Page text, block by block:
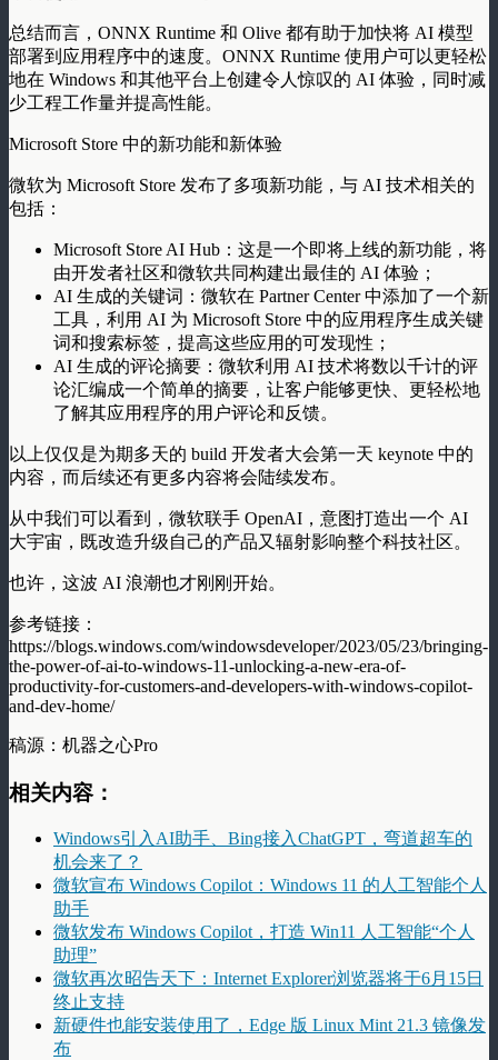
总结而言，ONNX Runtime 和 Olive 都有助于加快将 AI 模型
部署到应用程序中的速度。ONNX Runtime 使用户可以更轻松
地在 Windows 和其他平台上创建令人惊叹的 AI 体验，同时减
少工程工作量并提高性能。
Microsoft Store 中的新功能和新体验
微软为 Microsoft Store 发布了多项新功能，与 AI 技术相关的
包括：
Microsoft Store AI Hub：这是一个即将上线的新功能，将
由开发者社区和微软共同构建出最佳的 AI 体验；
AI 生成的关键词：微软在 Partner Center 中添加了一个新
工具，利用 AI 为 Microsoft Store 中的应用程序生成关键
词和搜索标签，提高这些应用的可发现性；
AI 生成的评论摘要：微软利用 AI 技术将数以千计的评
论汇编成一个简单的摘要，让客户能够更快、更轻松地
了解其应用程序的用户评论和反馈。
以上仅仅是为期多天的 build 开发者大会第一天 keynote 中的
内容，而后续还有更多内容将会陆续发布。
从中我们可以看到，微软联手 OpenAI，意图打造出一个 AI
大宇宙，既改造升级自己的产品又辐射影响整个科技社区。
也许，这波 AI 浪潮也才刚刚开始。
参考链接：
https://blogs.windows.com/windowsdeveloper/2023/05/23/bringing-
the-power-of-ai-to-windows-11-unlocking-a-new-era-of-
productivity-for-customers-and-developers-with-windows-copilot-
and-dev-home/
稿源：机器之心Pro
相关内容：
Windows引入AI助手、Bing接入ChatGPT，弯道超车的
机会来了？
微软宣布 Windows Copilot：Windows 11 的人工智能个人
助手
微软发布 Windows Copilot，打造 Win11 人工智能“个人
助理”
微软再次昭告天下：Internet Explorer浏览器将于6月15日
终止支持
新硬件也能安装使用了，Edge 版 Linux Mint 21.3 镜像发
布